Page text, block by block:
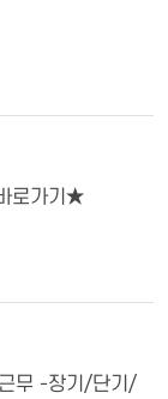
로가기★
무 -장기/단기/